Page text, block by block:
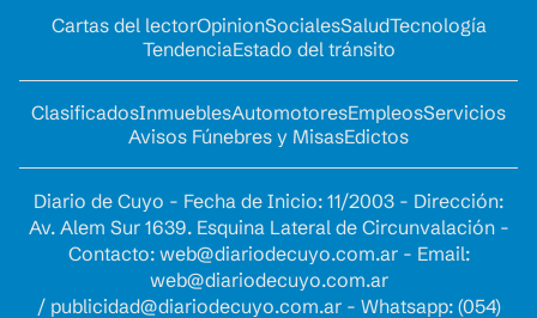
Cartas del lectorOpinionSocialesSaludTecnología
TendenciaEstado del tránsito
ClasificadosInmueblesAutomotoresEmpleosServicios
Avisos Fúnebres y MisasEdictos
Diario de Cuyo - Fecha de Inicio: 11/2003 - Dirección:
Av. Alem Sur 1639. Esquina Lateral de Circunvalación -
Contacto: web@diariodecuyo.com.ar- Email:
web@diariodecuyo.com.ar
/ publicidad@diariodecuyo.com.ar- Whatsapp: (054)